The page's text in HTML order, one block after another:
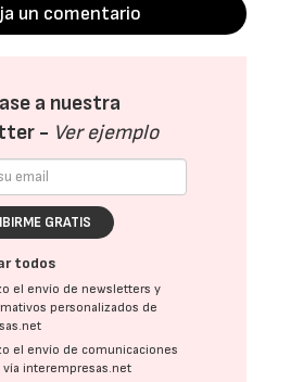
un comentario
a nuestra
- Ver ejemplo
GRATIS
todos
el envío de newsletters y
personalizados de
el envío de comunicaciones
vía interempresas.net